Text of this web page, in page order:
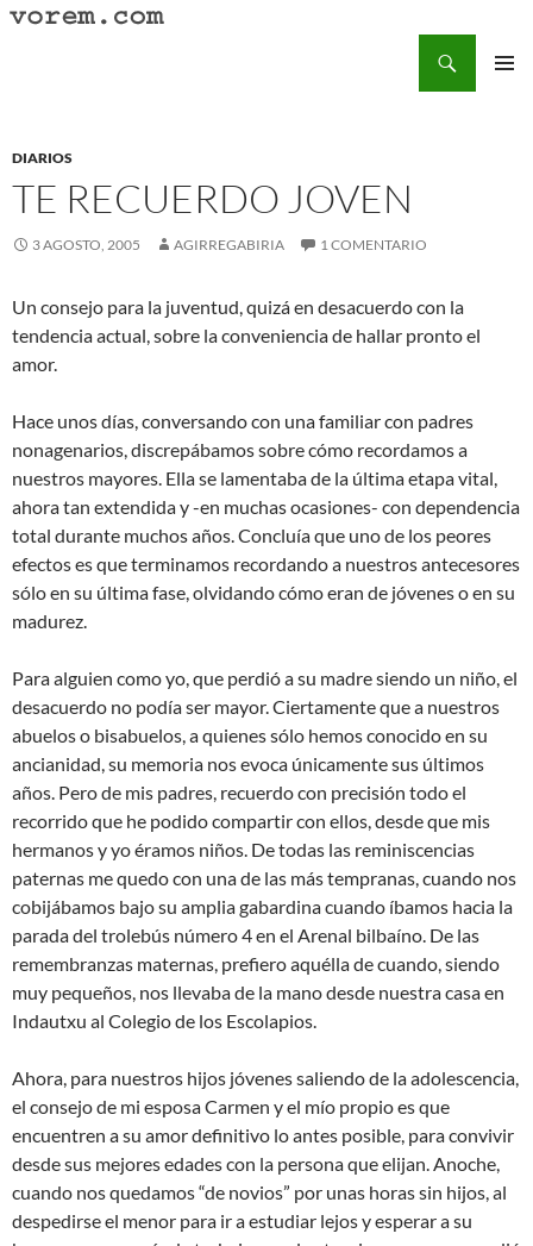
Saltar
DIARIOS
TE RECUERDO JOVEN
3 AGOSTO, 2005 AGIRREGABIRIA 1 COMENTARIO
Un consejo para la juventud, quizá en desacuerdo con la
tendencia actual, sobre la conveniencia de hallar pronto el
amor.
Hace unos días, conversando con una familiar con padres
nonagenarios, discrepábamos sobre cómo recordamos a
nuestros mayores. Ella se lamentaba de la última etapa vital,
ahora tan extendida y -en muchas ocasiones- con dependencia
total durante muchos años. Concluía que uno de los peores
efectos es que terminamos recordando a nuestros antecesores
sólo en su última fase, olvidando cómo eran de jóvenes o en su
madurez.
Para alguien como yo, que perdió a su madre siendo un niño, el
desacuerdo no podía ser mayor. Ciertamente que a nuestros
abuelos o bisabuelos, a quienes sólo hemos conocido en su
ancianidad, su memoria nos evoca únicamente sus últimos
años. Pero de mis padres, recuerdo con precisión todo el
recorrido que he podido compartir con ellos, desde que mis
hermanos y yo éramos niños. De todas las reminiscencias
paternas me quedo con una de las más tempranas, cuando nos
cobijábamos bajo su amplia gabardina cuando íbamos hacia la
parada del trolebús número 4 en el Arenal bilbaíno. De las
remembranzas maternas, prefiero aquélla de cuando, siendo
muy pequeños, nos llevaba de la mano desde nuestra casa en
Indautxu al Colegio de los Escolapios.
Ahora, para nuestros hijos jóvenes saliendo de la adolescencia,
el consejo de mi esposa Carmen y el mío propio es que
encuentren a su amor definitivo lo antes posible, para convivir
desde sus mejores edades con la persona que elijan. Anoche,
cuando nos quedamos “de novios” por unas horas sin hijos, al
despedirse el menor para ir a estudiar lejos y esperar a su